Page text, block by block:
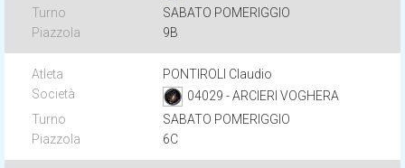
SABATO POMERIGGIO
9B
PONTIROLI Claudio
04029 - ARCIERI VOGHERA
SABATO POMERIGGIO
6C